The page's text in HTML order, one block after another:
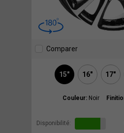
Comparer
15" 16" 17"
Couleur: Noir
Disponibilité: